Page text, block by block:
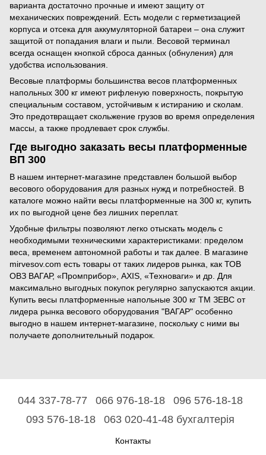
варианта достаточно прочные и имеют защиту от
механических повреждений. Есть модели с герметизацией
корпуса и отсека для аккумуляторной батареи – она служит
защитой от попадания влаги и пыли. Весовой терминал
всегда оснащен кнопкой сброса данных (обнуления) для
удобства использования.
Весовые платформы большинства весов платформенных
напольных 300 кг имеют рифленую поверхность, покрытую
специальным составом, устойчивым к истиранию и сколам.
Это предотвращает скольжение грузов во время определения
массы, а также продлевает срок службы.
Где выгодно заказать весы платформенные
ВП 300
В нашем интернет-магазине представлен большой выбор
весового оборудования для разных нужд и потребностей. В
каталоге можно найти весы платформенные на 300 кг, купить
их по выгодной цене без лишних переплат.
Удобные фильтры позволяют легко отыскать модель с
необходимыми техническими характеристиками: пределом
веса, временем автономной работы и так далее. В магазине
mirvesov.com есть товары от таких лидеров рынка, как ТОВ
ОВЗ ВАГАР, «Промприбор», AXIS, «Техноваги» и др. Для
максимально выгодных покупок регулярно запускаются акции.
Купить весы платформенные напольные 300 кг ТМ ЗЕВС от
лидера рынка весового оборудования "ВАГАР" особенно
выгодно в нашем интернет-магазине, поскольку с ними вы
получаете дополнительный подарок.
044 337-78-77 066 976-18-18
096 576-18-18
093 576-18-18
063 020-41-48 бухгалтерія
Контакты